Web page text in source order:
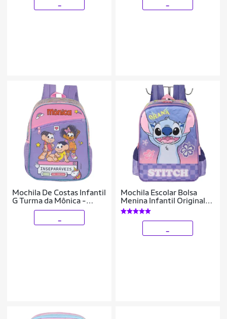
Mochila De Costas Infantil
G Turma da Mônica -
Luxcel
Mochila Escolar Bolsa
Menina Infantil Original
Lilo Stitch